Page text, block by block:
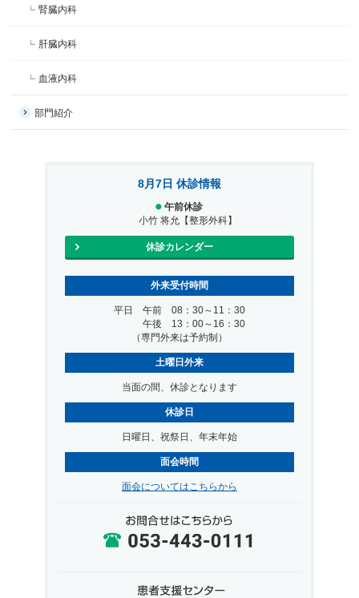
腎臓内科
肝臓内科
血液内科
部門紹介
8月7日 休診情報
午前休診
小竹 将允【整形外科】
休診カレンダー
外来受付時間
平日 午前 08：30～11：30
午後 13：00～16：30
（専門外来は予約制）
土曜日外来
当面の間、休診となります
休診日
日曜日、祝祭日、年末年始
面会時間
面会についてはこちらから